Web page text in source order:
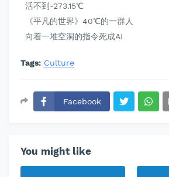
活不到-273.15℃
《平凡的世界》40℃的一群人
向着一堆空洞的指令死成AI
Tags: Culture
Facebook
You might like